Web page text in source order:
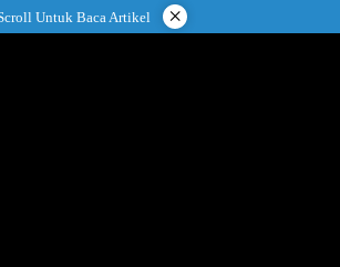
Untuk Baca Artikel ×